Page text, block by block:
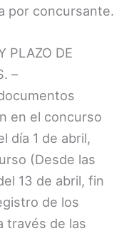
por concursante.
PLAZO DE
–
en el concurso
día 1 de abril,
(Desde las
13 de abril, fin
de los
través de las